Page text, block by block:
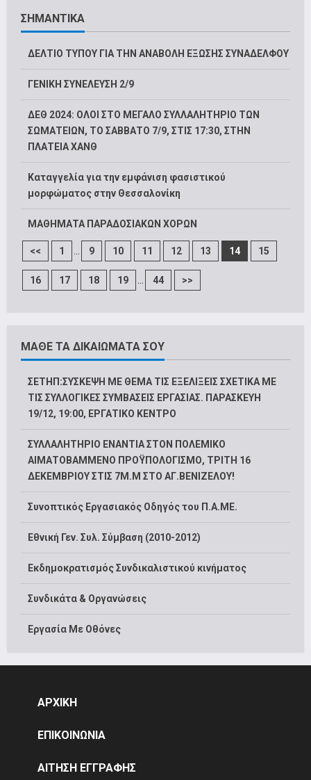
ΣΗΜΑΝΤΙΚΑ
ΔΕΛΤΙΟ ΤΥΠΟΥ ΓΙΑ ΤΗΝ ΑΝΑΒΟΛΗ ΕΞΩΣΗΣ ΣΥΝΑΔΕΛΦΟΥ
ΓΕΝΙΚΗ ΣΥΝΕΛΕΥΣΗ 2/9
ΔΕΘ 2024: ΟΛΟΙ ΣΤΟ ΜΕΓΑΛΟ ΣΥΛΛΑΛΗΤΗΡΙΟ ΤΩΝ
ΣΩΜΑΤΕΙΩΝ, ΤΟ ΣΑΒΒΑΤΟ 7/9, ΣΤΙΣ 17:30, ΣΤΗΝ
ΠΛΑΤΕΙΑ ΧΑΝΘ
Καταγγελία για την εμφάνιση φασιστικού
μορφώματος στην Θεσσαλονίκη
ΜΑΘΗΜΑΤΑ ΠΑΡΑΔΟΣΙΑΚΩΝ ΧΟΡΩΝ
<< 1 ... 9 10 11 12 13 14 15
16 17 18 19 ... 44 >>
ΜΑΘΕ ΤΑ ΔΙΚΑΙΩΜΑΤΑ ΣΟΥ
ΣΕΤΗΠ:ΣΥΣΚΕΨΗ ΜΕ ΘΕΜΑ ΤΙΣ ΕΞΕΛΙΞΕΙΣ ΣΧΕΤΙΚΑ ΜΕ
ΤΙΣ ΣΥΛΛΟΓΙΚΕΣ ΣΥΜΒΑΣΕΙΣ ΕΡΓΑΣΙΑΣ. ΠΑΡΑΣΚΕΥΗ
19/12, 19:00, ΕΡΓΑΤΙΚΟ ΚΕΝΤΡΟ
ΣΥΛΛΑΛΗΤΗΡΙΟ ΕΝΑΝΤΙΑ ΣΤΟΝ ΠΟΛΕΜΙΚΟ
ΑΙΜΑΤΟΒΑΜΜΕΝΟ ΠΡΟΫΠΟΛΟΓΙΣΜΟ, ΤΡΙΤΗ 16
ΔΕΚΕΜΒΡΙΟΥ ΣΤΙΣ 7Μ.Μ ΣΤΟ ΑΓ.ΒΕΝΙΖΕΛΟΥ!
Συνοπτικός Εργασιακός Οδηγός του Π.Α.ΜΕ.
Εθνική Γεν. Συλ. Σύμβαση (2010-2012)
Εκδημοκρατισμός Συνδικαλιστικού κινήματος
Συνδικάτα & Οργανώσεις
Εργασία Με Οθόνες
ΑΡΧΙΚΗ
ΕΠΙΚΟΙΝΩΝΙΑ
ΑΙΤΗΣΗ ΕΓΓΡΑΦΗΣ